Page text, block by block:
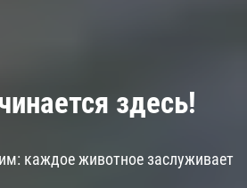
здесь!
каждое животное заслуживает